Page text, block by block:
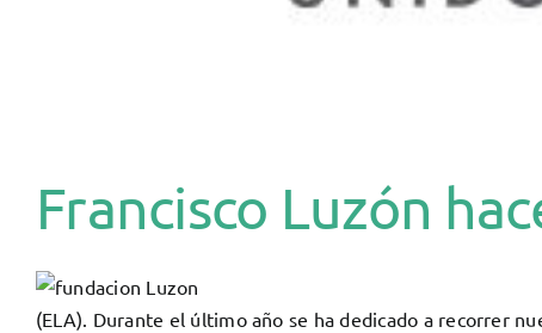
Francisco Luzón
(ELA). Durante el último año se ha dedicado a recorrer